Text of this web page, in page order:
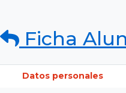
Ficha
Datos personales